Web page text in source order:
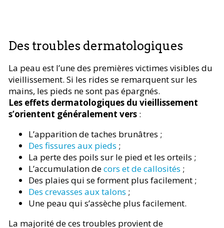
Des troubles dermatologiques
La peau est l’une des premières victimes visibles du
vieillissement. Si les rides se remarquent sur les
mains, les pieds ne sont pas épargnés.
Les effets dermatologiques du vieillissement
s’orientent généralement vers :
L’apparition de taches brunâtres ;
Des fissures aux pieds ;
La perte des poils sur le pied et les orteils ;
L’accumulation decors et de callosités ;
Des plaies qui se forment plus facilement ;
Des crevasses aux talons ;
Une peau qui s’assèche plus facilement.
La majorité de ces troubles provient de